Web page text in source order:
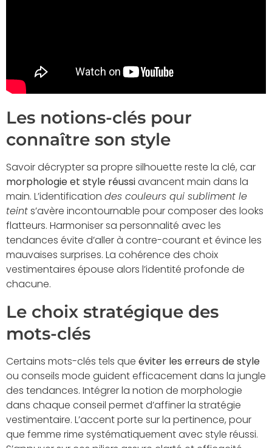
Les notions-clés pour
connaître son style
Savoir décrypter sa propre silhouette reste la clé, car
morphologie et style réussiavancent main dans la
main. L’identification des couleurs qui subliment le
teints’avère incontournable pour composer des looks
flatteurs. Harmoniser sa personnalité avec les
tendances évite d’aller à contre-courant et évince les
mauvaises surprises. La cohérence des choix
vestimentaires épouse alors l’identité profonde de
chacune.
Le choix stratégique des
mots-clés
Certains mots-clés tels que éviter les erreurs de style
ou conseils mode guident efficacement dans la jungle
des tendances. Intégrer la notion de morphologie
dans chaque conseil permet d’affiner la stratégie
vestimentaire. L’accent porte sur la pertinence, pour
que femme rime systématiquement avec style réussi.